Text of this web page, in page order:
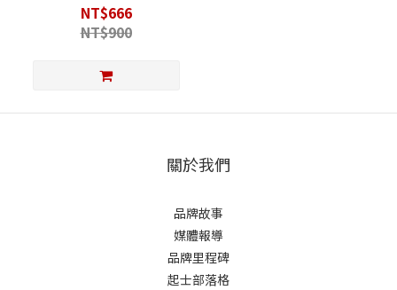
NT$666
NT$900
關於我們
品牌故事
媒體報導
品牌里程碑
起士部落格